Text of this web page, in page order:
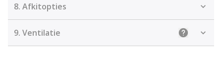
8. Afkitopties
9. Ventilatie Uitleg: